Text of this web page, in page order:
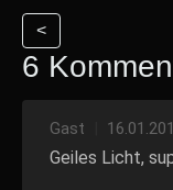
<
6
Gast
Geiles Licht,